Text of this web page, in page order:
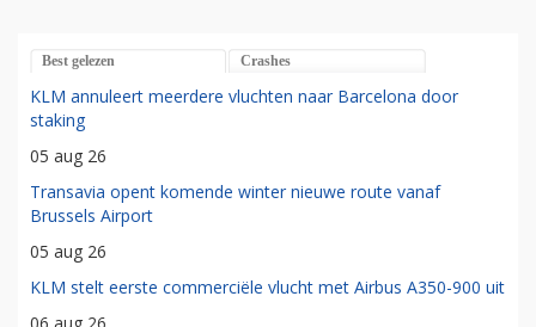
Best gelezen Crashes
KLM annuleert meerdere vluchten naar Barcelona door
staking
05 aug 26
Transavia opent komende winter nieuwe route vanaf
Brussels Airport
05 aug 26
KLM stelt eerste commerciële vlucht met Airbus A350-900 uit